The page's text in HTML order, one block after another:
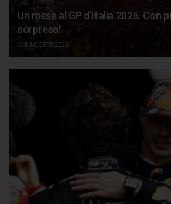
Un mese al GP d’Italia 2026. Con
sorpresa!
5 AGOSTO 2026